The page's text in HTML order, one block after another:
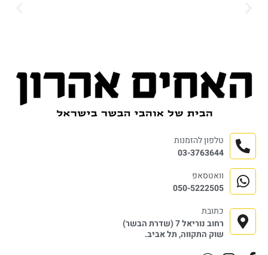
טלפון להזמנות
03-3763644
וואטסאפ
050-5222505
כתובת
רחוב נוריאל 7 (שדרת הבשר)
שוק התקווה, תל אביב.